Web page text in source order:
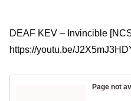
DEAF KEV – Invincible
https://youtu.be/
Page not